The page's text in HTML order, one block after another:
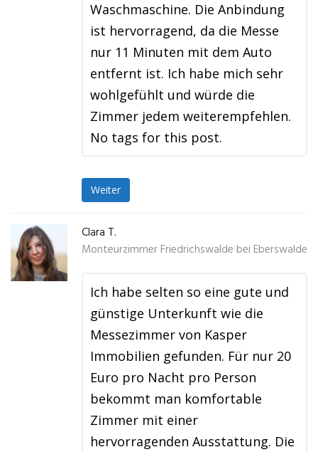
Waschmaschine. Die Anbindung
ist hervorragend, da die Messe
nur 11 Minuten mit dem Auto
entfernt ist. Ich habe mich sehr
wohlgefühlt und würde die
Zimmer jedem weiterempfehlen.
No tags for this post.
Weiter
Clara T.
Monteurzimmer Friedrichswalde bei Eberswalde
Ich habe selten so eine gute und
günstige Unterkunft wie die
Messezimmer von Kasper
Immobilien gefunden. Für nur 20
Euro pro Nacht pro Person
bekommt man komfortable
Zimmer mit einer
hervorragenden Ausstattung. Die